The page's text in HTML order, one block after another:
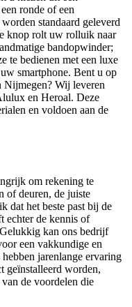
ronde of een
standaard geleverd
knop rolt uw rolluik naar
bandopwinder;
te bedienen met een luxe
smartphone. Bent u op
Nijmegen? Wij leveren
en Heroal. Deze
en voldoen aan de
om rekening te
of deuren, de juiste
dat het beste past bij de
echter de kennis of
kan ons bedrijf
een vakkundige en
jarenlange ervaring
geïnstalleerd worden,
de voordelen die